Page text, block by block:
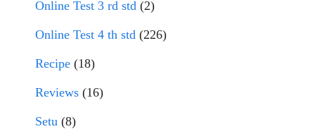
Online Test 3 rd std (2)
Online Test 4 th std (226)
Recipe (18)
Reviews (16)
Setu (8)